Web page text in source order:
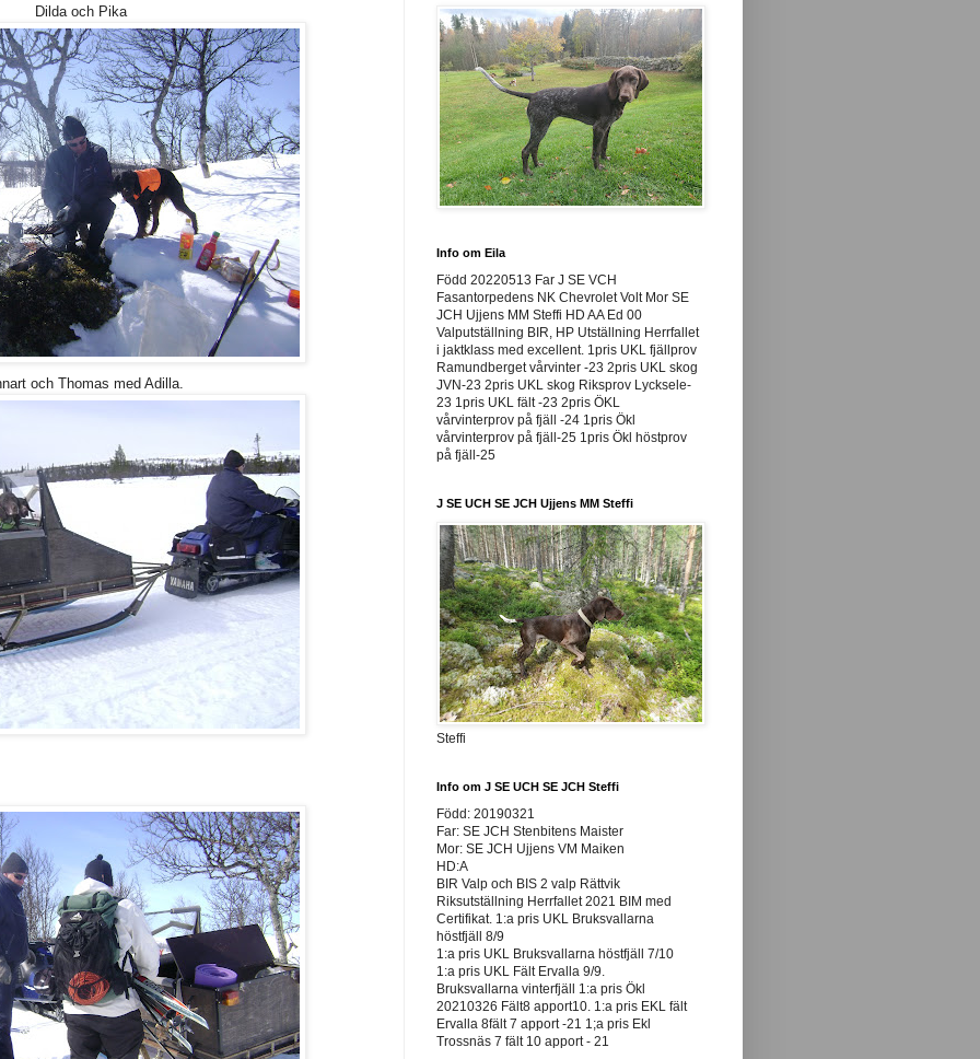
Dilda och Pika
och Thomas med Adilla.
Info om Eila
Född 20220513 Far J SE VCH
Fasantorpedens NK Chevrolet Volt Mor SE
JCH Ujjens MM Steffi HD AA Ed 00
Valputställning BIR, HP Utställning Herrfallet
i jaktklass med excellent. 1pris UKL fjällprov
Ramundberget vårvinter -23 2pris UKL skog
JVN-23 2pris UKL skog Riksprov Lycksele-
23 1pris UKL fält -23 2pris ÖKL
vårvinterprov på fjäll -24 1pris Ökl
vårvinterprov på fjäll-25 1pris Ökl höstprov
på fjäll-25
J SE UCH SE JCH Ujjens MM Steffi
Steffi
Info om J SE UCH SE JCH Steffi
Född: 20190321
Far: SE JCH Stenbitens Maister
Mor: SE JCH Ujjens VM Maiken
HD:A
BIR Valp och BIS 2 valp Rättvik
Riksutställning Herrfallet 2021 BIM med
Certifikat. 1:a pris UKL Bruksvallarna
höstfjäll 8/9
1:a pris UKL Bruksvallarna höstfjäll 7/10
1:a pris UKL Fält Ervalla 9/9.
Bruksvallarna vinterfjäll 1:a pris Ökl
20210326 Fält8 apport10. 1:a pris EKL fält
Ervalla 8fält 7 apport -21 1;a pris Ekl
Trossnäs 7 fält 10 apport - 21